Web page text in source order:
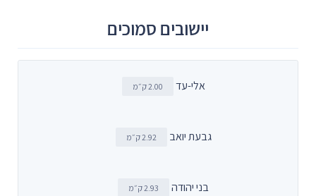
יישובים סמוכים
אלי-עד 2.00 ק״מ
גבעת יואב 2.92 ק״מ
בני יהודה 2.93 ק״מ